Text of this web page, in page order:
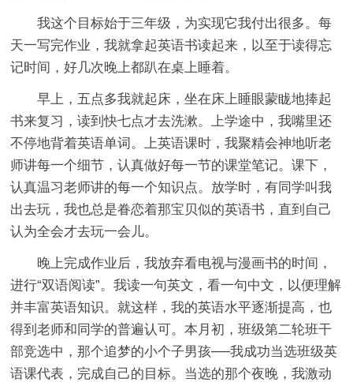
我这个目标始于三年级，为实现它我付出很多。每
天一写完作业，我就拿起英语书读起来，以至于读得忘
记时间，好几次晚上都趴在桌上睡着。
早上，五点多我就起床，坐在床上睡眼蒙眬地捧起
书来复习，读到快七点才去洗漱。上学途中，我嘴里还
不停地背着英语单词。上英语课时，我聚精会神地听老
师讲每一个细节，认真做好每一节的课堂笔记。课下，
认真温习老师讲的每一个知识点。放学时，有同学叫我
出去玩，我也总是眷恋着那宝贝似的英语书，直到自己
认为全会才去玩一会儿。
晚上完成作业后，我放弃看电视与漫画书的时间，
进行“双语阅读”。我读一句英文，看一句中文，以便理解
并丰富英语知识。就这样，我的英语水平逐渐提高，也
得到老师和同学的普遍认可。本月初，班级第二轮班干
部竞选中，那个追梦的小个子男孩──我成功当选班级英
语课代表，完成自己的目标。当选的那个夜晚，我激动